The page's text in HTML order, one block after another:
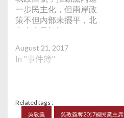
一步民主化，但兩岸政
策不但內部未擺平，北
京也未予祝福。
August 21, 2017
In "事件簿"
Related tags :
吳敦義 吳敦義奪2017國民黨主席